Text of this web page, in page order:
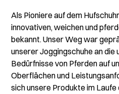
Als Pioniere auf dem
innovativen, weichen und
bekannt. Unser Weg war
unserer Joggingschuhe an die
Bedürfnisse von Pferden auf
Oberflächen und
sich unsere Produkte im